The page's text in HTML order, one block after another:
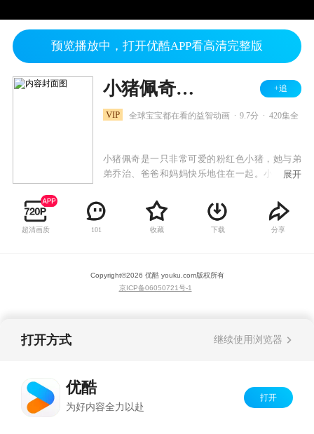
预览播放中，打开优酷APP看高清完整版
小猪佩奇全集 +追
VIP 全球宝宝都在看的益智动画 9.7分 420集全
小猪佩奇是一只非常可爱的粉红色小猪，她与弟
弟乔治、爸爸和妈妈快乐地住在一起。小猪佩奇
假和住在小泥坑里快乐的跳上跳下！除了这些，
她还喜欢到处探险，虽然有些时候会遇到一些小
状况，但总可以化险为夷，而且都会带给大家意
展开
超清画质 101 收藏 下载 分享
Copyright©2026 优酷 youku.com版权所有
京ICP备06050721号-1
打开方式 继续使用浏览器
优酷
为好内容全力以赴
打开